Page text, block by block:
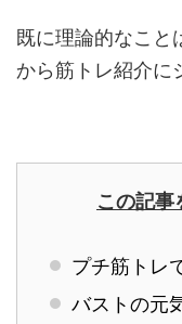
既に理論的なこと
から筋トレ紹介に
この記事
プチ筋トレ
バストの元